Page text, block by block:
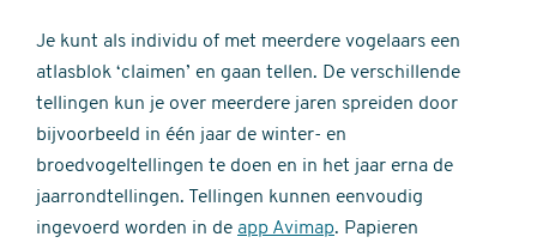
Je kunt als individu of met meerdere vogelaars een
atlasblok ‘claimen’ en gaan tellen. De verschillende
tellingen kun je over meerdere jaren spreiden door
bijvoorbeeld in één jaar de winter- en
broedvogeltellingen te doen en in het jaar erna de
jaarrondtellingen. Tellingen kunnen eenvoudig
ingevoerd worden in de app Avimap. Papieren